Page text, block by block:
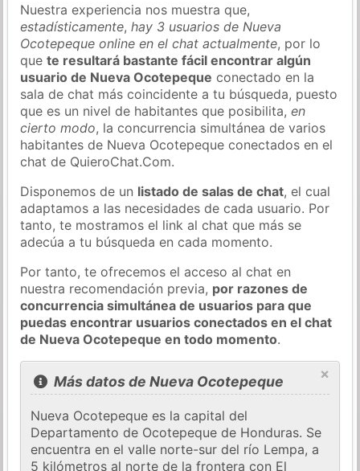
Nuestra experiencia nos muestra que,
estadísticamente,hay 3 usuarios de Nueva
Ocotepeque online en el chat actualmente, por lo
quete resultará bastante fácil encontrar algún
usuario de Nueva Ocotepeque conectado en la
sala de chat más coincidente a tu búsqueda, puesto
que es un nivel de habitantes que posibilita,en
cierto modo, la concurrencia simultánea de varios
habitantes de Nueva Ocotepeque conectados en el
chat de QuieroChat.Com.
Disponemos de un listado de salas de chat, el cual
adaptamos a las necesidades de cada usuario. Por
tanto, te mostramos el link al chat que más se
adecúa a tu búsqueda en cada momento.
Por tanto, te ofrecemos el acceso al chat en
nuestra recomendación previa, por razones de
concurrencia simultánea de usuarios para que
puedas encontrar usuarios conectados en el chat
de Nueva Ocotepeque en todo momento.
×
Más datos de Nueva Ocotepeque
Nueva Ocotepeque es la capital del
Departamento de Ocotepeque de Honduras. Se
encuentra en el valle norte-sur del río Lempa, a
5 kilómetros al norte de la frontera con El